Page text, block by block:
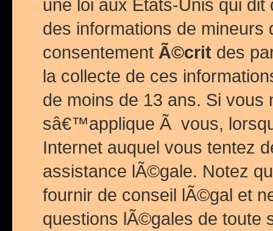
une loi aux Etats-Unis qui
des informations de mineurs
consentement Ã©crit des
la collecte de ces
de moins de 13 ans. Si
sâ€™applique Ã vous,
Internet auquel vous tentez
assistance lÃ©gale. Notez
fournir de conseil lÃ©gal et
questions lÃ©gales de